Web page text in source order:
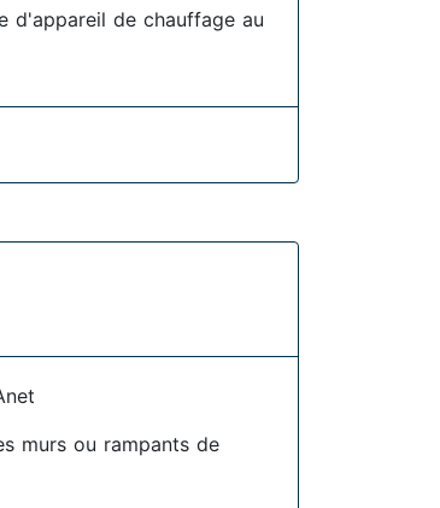
d'appareil de chauffage au
murs ou rampants de